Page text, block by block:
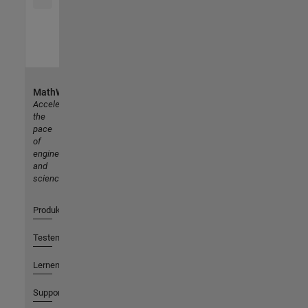
MathWorks
Accelerating
the
pace
of
engineering
and
science
Produkte
Testen oder Kaufen
Lernen
Support